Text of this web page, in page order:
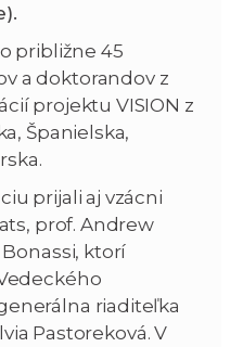
približne 45
a doktorandov z
projektu VISION z
Španielska,
prijali aj vzácni
prof. Andrew
ktorí
riaditeľka
Pastoreková. V